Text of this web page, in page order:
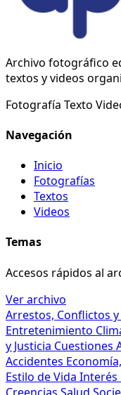
Archivo fotográfico
textos y videos
Fotografía Texto
Navegación
Inicio
Fotografías
Textos
Videos
Temas
Accesos rápidos al
Ver archivo
Arrestos, Conflictos
Entretenimiento
y Justicia Cuestiones
Accidentes
Estilo de Vida Interés